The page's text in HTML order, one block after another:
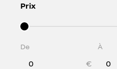
Prix
De
€
À